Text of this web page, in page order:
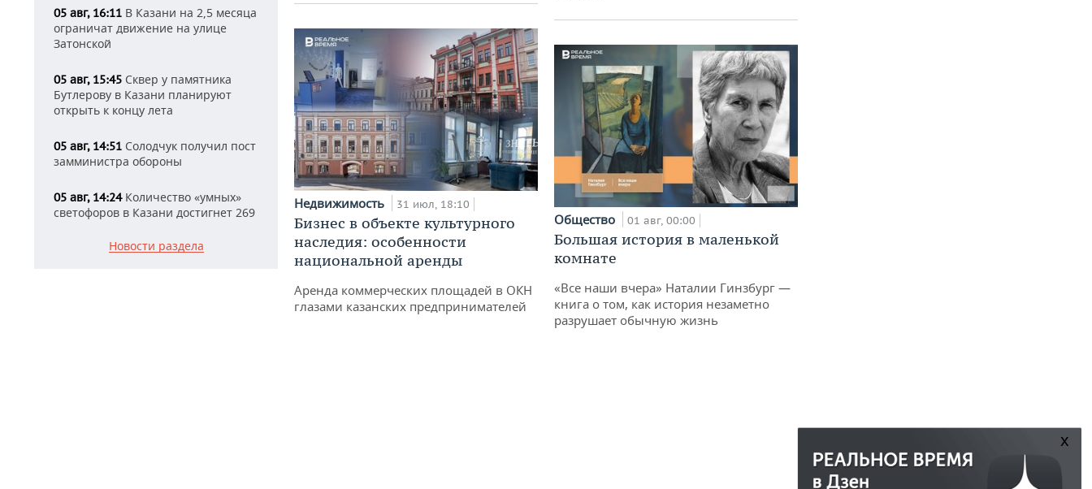
05 авг, 16:11 В Казани на 2,5 месяца
ограничат движение на улице
Затонской
05 авг, 15:45 Сквер у памятника
Бутлерову в Казани планируют
открыть к концу лета
05 авг, 14:51 Солодчук получил пост
замминистра обороны
05 авг, 14:24Количество «умных»
светофоров в Казани достигнет 269
Новости раздела
Недвижимость 31 июл, 18:10
Бизнес в объекте культурного
наследия: особенности
национальной аренды
Аренда коммерческих площадей в ОКН
глазами казанских предпринимателей
Общество 01 авг, 00:00
Большая история в маленькой
комнате
«Все наши вчера» Наталии Гинзбург —
книга о том, как история незаметно
разрушает обычную жизнь
x